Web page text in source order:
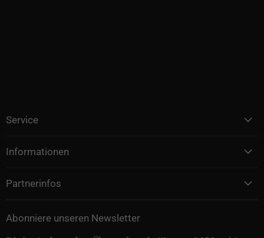
Service
Informationen
Partnerinfos
Abonniere unseren Newsletter